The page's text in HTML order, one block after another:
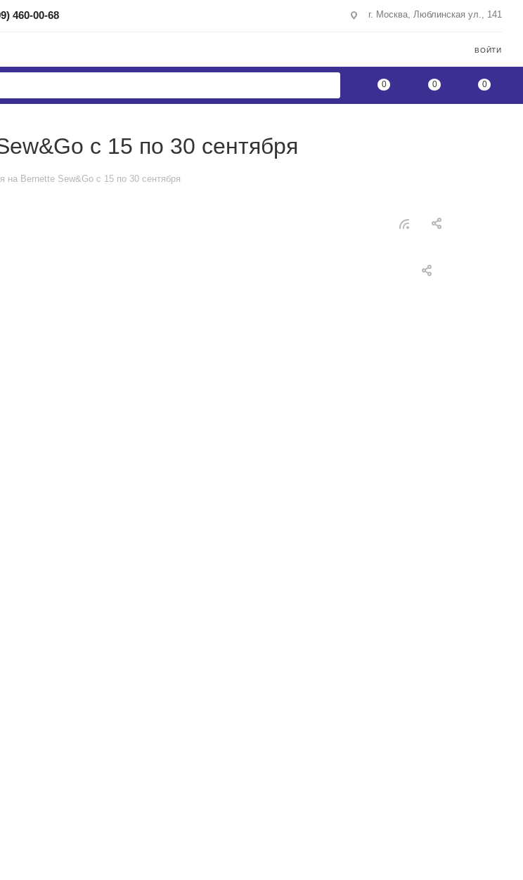
460-00-68 г. Москва, Люблинская ул., 141
ВОЙТИ
0 0 0
с 15 по 30 сентября
на Bernette Sew&Go с 15 по 30 сентября